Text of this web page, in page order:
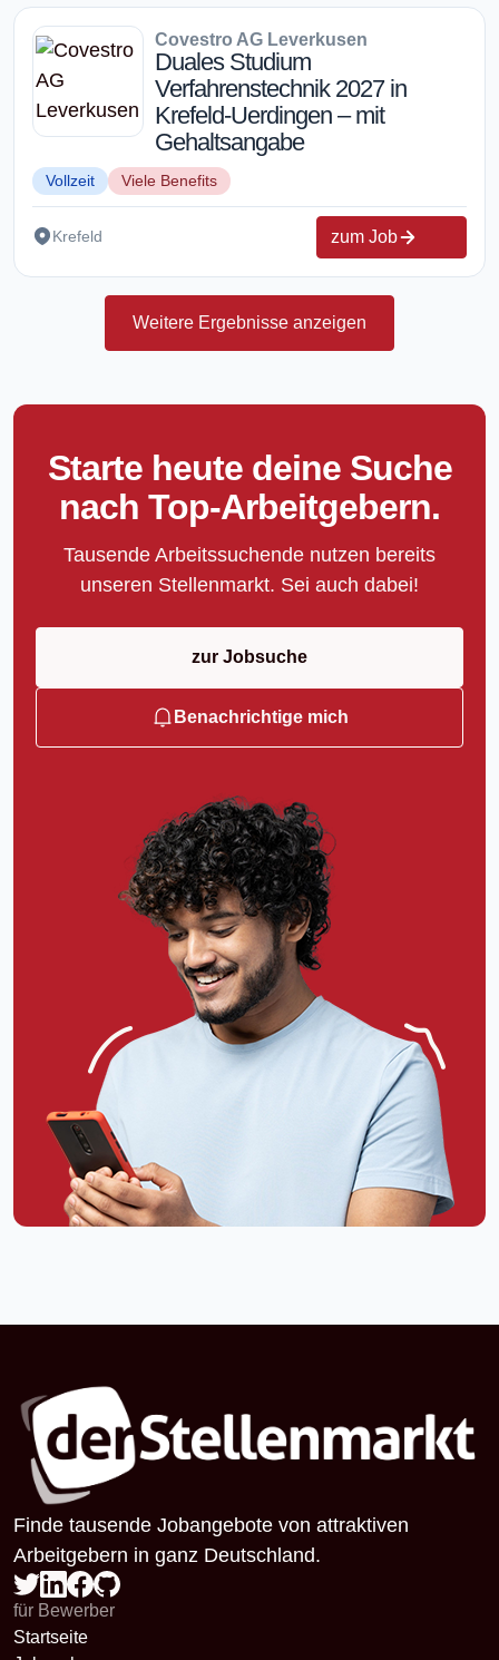
Covestro AG Leverkusen
Duales Studium
Verfahrenstechnik 2027 in
Krefeld-Uerdingen – mit
Gehaltsangabe
Vollzeit Viele Benefits
Krefeld zum Job
Weitere Ergebnisse anzeigen
Starte heute deine Suche
nach Top-Arbeitgebern.
Tausende Arbeitssuchende nutzen bereits
unseren Stellenmarkt. Sei auch dabei!
zur Jobsuche
Benachrichtige mich
Finde tausende Jobangebote von attraktiven
Arbeitgebern in ganz Deutschland.
für Bewerber
Startseite